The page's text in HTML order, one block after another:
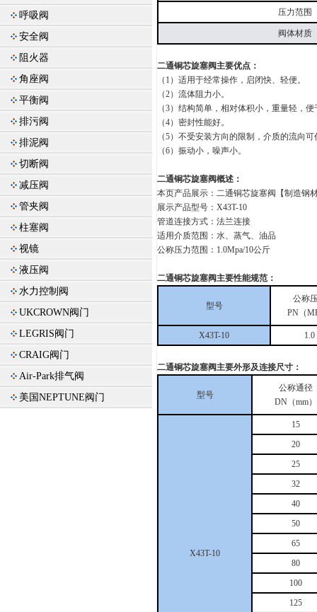
呼吸阀
安全阀
阻火器
角座阀
平衡阀
排污阀
排泥阀
切断阀
减压阀
管夹阀
柱塞阀
视镜
液压阀
水力控制阀
UKCROWN阀门
LEGRIS阀门
CRAIG阀门
Air-Park排气阀
美国NEPTUNE阀门
压力范围
阀体材质
二通铜芯旋塞阀主要优点：
（1）适用于经常操作，启闭快、轻便。
（2）流体阻力小。
（3）结构简单，相对体积小，重量轻，
（4）密封性能好。
（5）不受安装方向的限制，介质的流向可
（6）振动小，噪声小。
二通铜芯旋塞阀概述：
本页产品展示：二通铜芯旋塞阀【制造钢
展示产品型号：X43T-10
管道连接方式：法兰连接
适用介质范围：水、蒸气、油品
公称压力范围：1.0Mpa/10公斤
二通铜芯旋塞阀主要性能规范：
型号
公称
PN（
X43T-10 1.0
二通铜芯旋塞阀主要外形及连接尺寸：
型号
公称通径
DN（mm）
X43T-10
15
20
25
32
40
50
65
80
100
125